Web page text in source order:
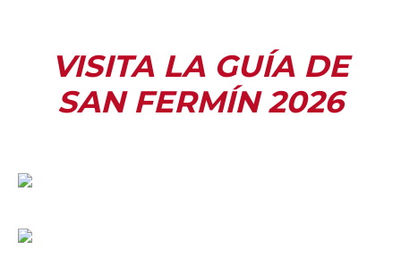
VISITA LA GUÍA DE
SAN FERMÍN 2026